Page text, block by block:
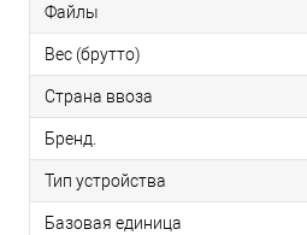
Файлы
Вес (брутто)
Страна ввоза
Бренд.
Тип устройства
Базовая единица